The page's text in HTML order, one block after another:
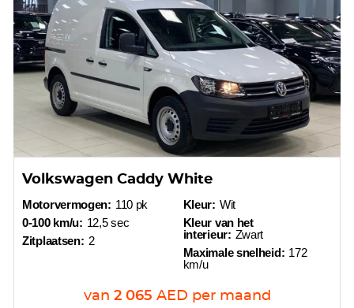
Volkswagen Caddy White
Motorvermogen: 110 pk
0-100 km/u: 12,5 sec
Zitplaatsen: 2
Kleur: Wit
Kleur van het
interieur: Zwart
Maximale snelheid: 172
km/u
van 2 065 AED per maand